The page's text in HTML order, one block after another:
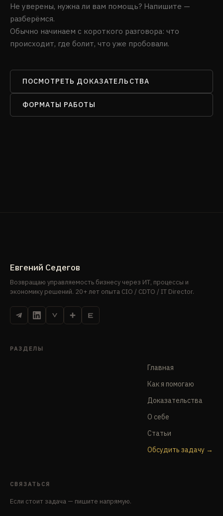
Не уверены, нужна ли вам помощь? Напишите —
разберёмся.
Обычно начинаем с короткого разговора: что
происходит, где болит, что уже пробовали.
ПОСМОТРЕТЬ ДОКАЗАТЕЛЬСТВА
ФОРМАТЫ РАБОТЫ
Евгений Седегов
Возвращаю управляемость бизнесу через ИТ, процессы и
экономику решений. 20+ лет опыта CIO / CDTO / IT Director.
РАЗДЕЛЫ
Главная
Как я помогаю
Доказательства
О себе
Статьи
Обсудить задачу
СВЯЗАТЬСЯ
Если стоит задача — пишите напрямую.